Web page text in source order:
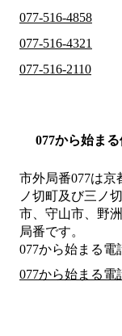
077-516-4858
077-516-4321
077-516-2110
077から始ま
市外局番077は京
ノ切町及び三ノ
市、守山市、野
局番です。
077から始まる電
077から始まる電